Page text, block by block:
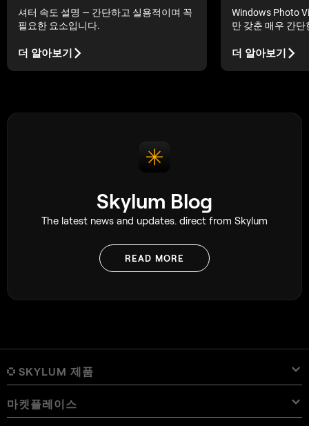
셔터 속도 설명 — 간단하고 실용적이며 꼭
필요한 요소입니다.
더 알아보기
Windows Photo
만 갖춘 매우 간
요할 수 있으므로
더 알아보기
Skylum Blog
The latest news and updates. direct from Skylum
READ MORE
SKYLUM 제품
Luminar Neo
마켓플레이스